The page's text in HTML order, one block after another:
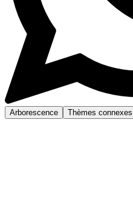
Arborescence Thèmes connexes